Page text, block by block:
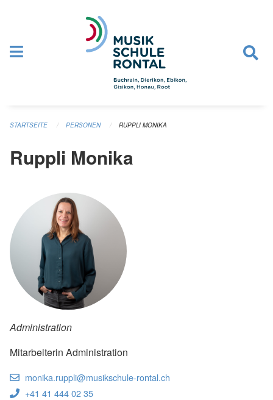
STARTSEITE PERSONEN RUPPLI MONIKA
Ruppli Monika
Administration
Mitarbeiterin Administration
monika.ruppli@musikschule-rontal.ch
+41 41 444 02 35